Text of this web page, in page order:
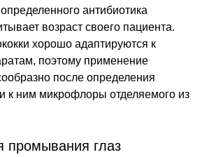
антибиотика
возраст своего пациента.
хорошо адаптируются к
поэтому применение
после определения
к ним микрофлоры отделяемого из
промывания глаз